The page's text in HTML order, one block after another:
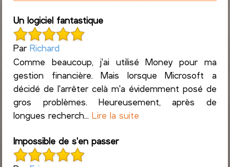
Un logiciel fantastique
ParRichard
Comme beaucoup, j'ai utilisé Money pour ma
gestion financière. Mais lorsque Microsoft a
décidé de l'arrêter celà m'a évidemment posé de
gros problèmes. Heureusement, après de
longues recherch...Lire la suite
Impossible de s'en passer